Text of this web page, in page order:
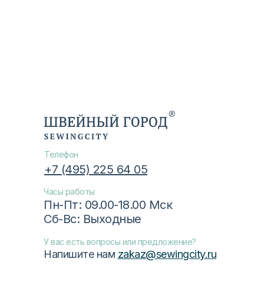
Телефон
+7 (495) 225 64 05
Часы работы
Пн-Пт: 09.00-18.00 Мск
Сб-Вс: Выходные
У вас есть вопросы или предложение?
Напишите нам zakaz@sewingcity.ru